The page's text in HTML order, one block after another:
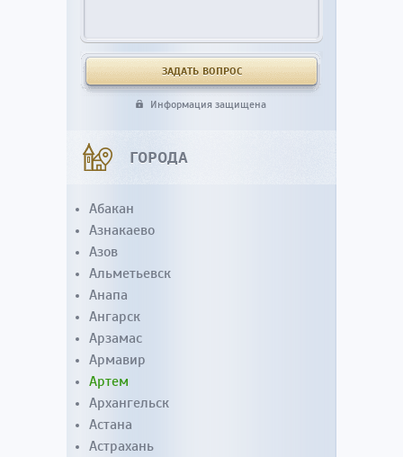
Информация защищена
ГОРОДА
Абакан
Азнакаево
Азов
Альметьевск
Анапа
Ангарск
Арзамас
Армавир
Артем
Архангельск
Астана
Астрахань